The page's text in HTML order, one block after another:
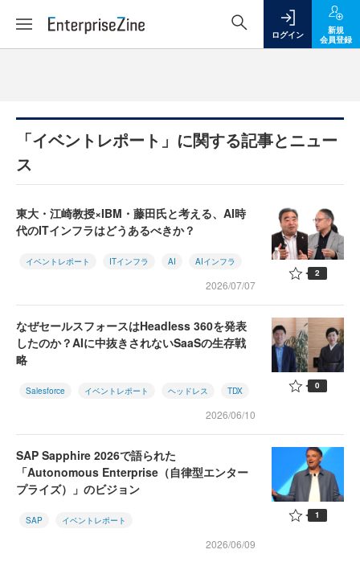
ログイン
新規
会員登録
「イベントレポート」に関する記事とニュー
ス
東大・江崎教授×IBM・藤田氏と考える、AI時
代のITインフラはどうあるべきか？
イベントレポート ITインフラ AI AIインフラ
2026/07/07
2
なぜセールスフォースはHeadless 360を発表
したのか？AIに中抜きされないSaaSの生存戦
略
Salesforce イベントレポート ヘッドレス TDX
2026/06/10
0
SAP Sapphire 2026で語られた
「Autonomous Enterprise（自律型エンター
プライズ）」のビジョン
SAP イベントレポート
2026/06/09
1